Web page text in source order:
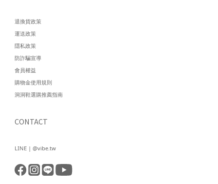
退換貨政策
運送政策
隱私政策
防詐騙宣導
會員權益
購物金使用規則
洞洞鞋選購推薦指南
CONTACT
LINE | @vibe.tw